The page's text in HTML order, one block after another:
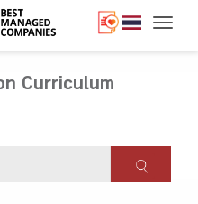
Curriculum